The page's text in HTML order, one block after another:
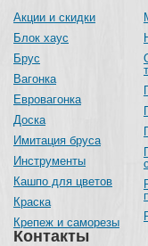
Акции и скидки
Блок хаус
Брус
Вагонка
Евровагонка
Доска
Имитация бруса
Инструменты
Кашпо для цветов
Краска
Крепеж и саморезы
Контакты